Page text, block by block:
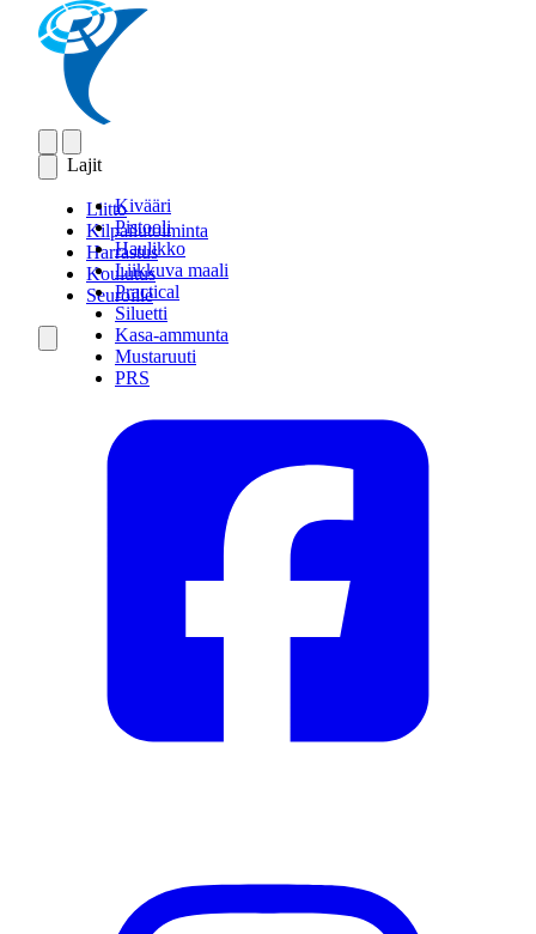
Lajit
Kivääri
Pistooli
Haulikko
Liikkuva maali
Practical
Siluetti
Kasa-ammunta
Mustaruuti
PRS
Liitto
Kilpailutoiminta
Harrastus
Koulutus
Seuroille